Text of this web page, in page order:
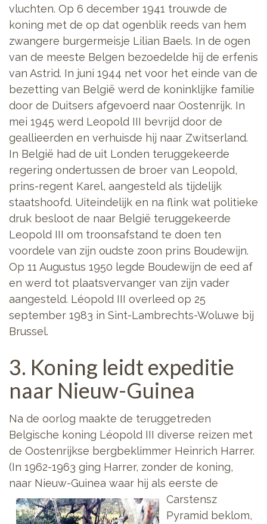
vluchten. Op 6 december 1941 trouwde de
koning met de op dat ogenblik reeds van hem
zwangere burgermeisje Lilian Baels. In de ogen
van de meeste Belgen bezoedelde hij de erfenis
van Astrid. In juni 1944 net voor het einde van de
bezetting van België werd de koninklijke familie
door de Duitsers afgevoerd naar Oostenrijk. In
mei 1945 werd Leopold III bevrijd door de
geallieerden en verhuisde hij naar Zwitserland.
In België had de uit Londen teruggekeerde
regering ondertussen de broer van Leopold,
prins-regent Karel, aangesteld als tijdelijk
staatshoofd. Uiteindelijk en na flink wat politieke
druk besloot de naar België teruggekeerde
Leopold III om troonsafstand te doen ten
voordele van zijn oudste zoon prins Boudewijn.
Op 11 Augustus 1950 legde Boudewijn de eed af
en werd tot plaatsvervanger van zijn vader
aangesteld. Léopold III overleed op 25
september 1983 in Sint-Lambrechts-Woluwe bij
Brussel.
3. Koning leidt expeditie
naar Nieuw-Guinea
Na de oorlog maakte de teruggetreden
Belgische koning Léopold III diverse reizen met
de Oostenrijkse bergbeklimmer Heinrich Harrer.
(In 1962-1963 ging Harrer, zonder de koning,
naar Nieuw-Guinea waar hij als eerste de
Carstensz
Pyramid beklom,